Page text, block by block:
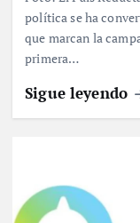
política se ha
que marcan la
primera…
Sigue leyendo